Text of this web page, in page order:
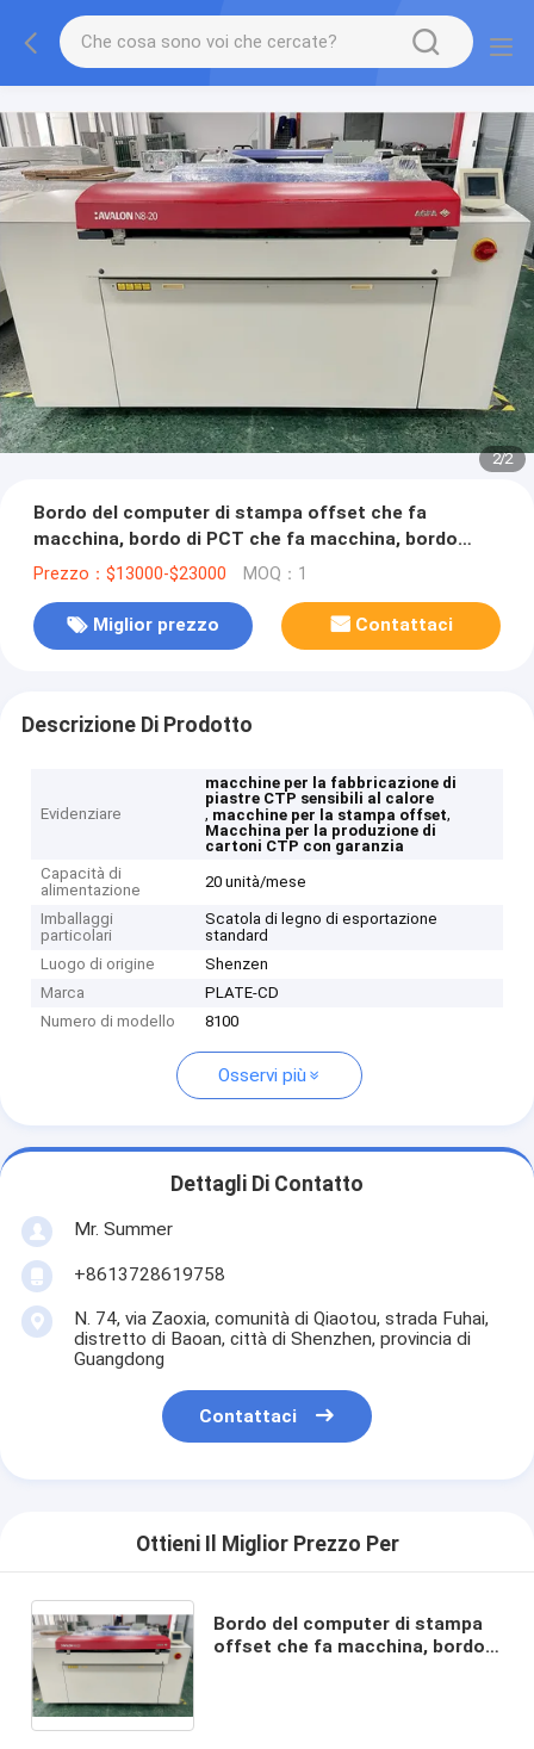
2/2
Bordo del computer di stampa offset che fa
macchina, bordo di PCT che fa macchina, bordo
sensibile termico di PCT che fa macchina,
Prezzo：$13000-$23000 MOQ：1
Miglior prezzo Contattaci
Descrizione Di Prodotto
Evidenziare
macchine per la fabbricazione di
piastre CTP sensibili al calore
, macchine per la stampa offset,
Macchina per la produzione di
cartoni CTP con garanzia
Capacità di
alimentazione
20 unità/mese
Imballaggi
particolari
Scatola di legno di esportazione
standard
Luogo di origine
Shenzen
Marca
PLATE-CD
Numero di modello
8100
Osservi più
Dettagli Di Contatto
Mr. Summer
+8613728619758
N. 74, via Zaoxia, comunità di Qiaotou, strada Fuhai,
distretto di Baoan, città di Shenzhen, provincia di
Guangdong
Contattaci
Ottieni Il Miglior Prezzo Per
Bordo del computer di stampa
offset che fa macchina, bordo